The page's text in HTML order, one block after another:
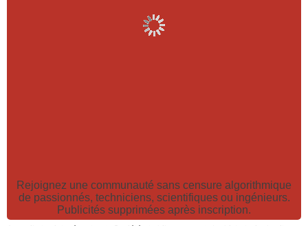
Rejoignez une communauté sans censure algorithmique
de passionnés, techniciens, scientifiques ou ingénieurs.
Publicités supprimées après inscription.